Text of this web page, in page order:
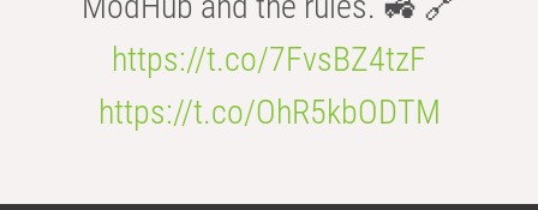
https://t.co/7FvsBZ4tzF
https://t.co/OhR5kbODTM